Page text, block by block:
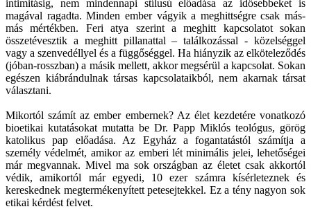
intimitásig, nem mindennapi stílusú előadása az idősebbeket is
magával ragadta. Minden ember vágyik a meghittségre csak más-
más mértékben. Feri atya szerint a meghitt kapcsolatot sokan
összetévesztik a meghitt pillanattal – találkozással - közelséggel
vagy a szenvedéllyel és a függőséggel. Ha hiányzik az elköteleződés
(jóban-rosszban) a másik mellett, akkor megsérül a kapcsolat. Sokan
egészen kiábrándulnak társas kapcsolataikból, nem akarnak társat
választani.
Mikortól számít az ember embernek? Az élet kezdetére vonatkozó
bioetikai kutatásokat mutatta be Dr. Papp Miklós teológus, görög
katolikus pap előadása. Az Egyház a fogantatástól számítja a
személy védelmét, amikor az emberi lét minimális jelei, lehetőségei
már megvannak. Mivel ma sok országban az életet csak akkortól
védik, amikortól már egyedi, 10 ezer számra kísérleteznek és
kereskednek megtermékenyített petesejtekkel. Ez a tény nagyon sok
etikai kérdést felvet.